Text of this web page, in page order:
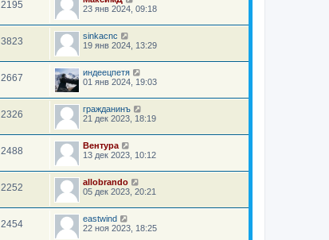
2195
23 янв 2024, 09:18
3823
sinkacnc
19 янв 2024, 13:29
2667
индеецпетя
01 янв 2024, 19:03
2326
гражданинъ
21 дек 2023, 18:19
2488
Вентура
13 дек 2023, 10:12
2252
allobrando
05 дек 2023, 20:21
2454
eastwind
22 ноя 2023, 18:25